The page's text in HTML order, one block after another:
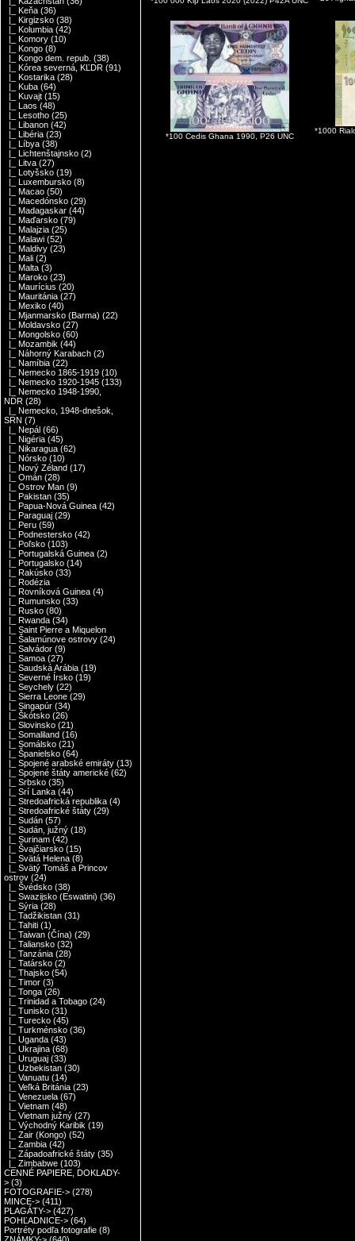
|_ Keňa (36)
|_ Kirgizsko (38)
|_ Kolumbia (42)
|_ Komory (10)
|_ Kongo (8)
|_ Kongo dem. repub. (38)
|_ Kórea severná, KĽDR (91)
|_ Kostarika (28)
|_ Kuba (64)
|_ Kuvajt (15)
|_ Laos (48)
|_ Lesotho (25)
|_ Libanon (42)
|_ Libéria (23)
|_ Líbya (38)
|_ Lichtenštajnsko (2)
|_ Litva (27)
|_ Lotyšsko (19)
|_ Luxembursko (8)
|_ Macao (50)
|_ Macedónsko (29)
|_ Madagaskar (44)
|_ Maďarsko (79)
|_ Malajzia (25)
|_ Malawi (52)
|_ Maldivy (23)
|_ Mali (2)
|_ Malta (3)
|_ Maroko (23)
|_ Maurícius (20)
|_ Mauritánia (27)
|_ Mexiko (40)
|_ Mjanmarsko (Barma) (22)
|_ Moldavsko (27)
|_ Mongolsko (60)
|_ Mozambik (44)
|_ Náhorný Karabach (2)
|_ Namíbia (22)
|_ Nemecko 1865-1919 (10)
|_ Nemecko 1920-1945 (133)
|_ Nemecko 1948-1990,
NDR (28)
|_ Nemecko, 1948-dnešok,
SRN (7)
|_ Nepál (66)
|_ Nigéria (45)
|_ Nikaragua (62)
|_ Nórsko (10)
|_ Nový Zéland (17)
|_ Omán (28)
|_ Ostrov Man (9)
|_ Pakistan (35)
|_ Papua-Nová Guinea (42)
|_ Paraguaj (29)
|_ Peru (59)
|_ Podnestersko (42)
|_ Poľsko (103)
|_ Portugalská Guinea (2)
|_ Portugalsko (14)
|_ Rakúsko (33)
|_ Rodézia
|_ Rovníková Guinea (4)
|_ Rumunsko (33)
|_ Rusko (80)
|_ Rwanda (34)
|_ Saint Pierre a Miquelon
|_ Šalamúnove ostrovy (24)
|_ Salvádor (9)
|_ Samoa (27)
|_ Saudská Arábia (19)
|_ Severné Írsko (19)
|_ Seychely (22)
|_ Sierra Leone (29)
|_ Singapúr (34)
|_ Škótsko (26)
|_ Slovinsko (21)
|_ Somaliland (16)
|_ Somálsko (21)
|_ Španielsko (64)
|_ Spojené arabské emiráty (13)
|_ Spojené štáty americké (62)
|_ Srbsko (35)
|_ Srí Lanka (44)
|_ Stredoafrická republika (4)
|_ Stredoafrické štáty (29)
|_ Sudán (57)
|_ Sudán, južný (18)
|_ Surinam (42)
|_ Švajčiarsko (15)
|_ Svätá Helena (8)
|_ Svätý Tomáš a Princov
ostrov (24)
|_ Švédsko (38)
|_ Swazijsko (Eswatini) (36)
|_ Sýria (28)
|_ Tadžikistan (31)
|_ Tahiti (1)
|_ Taiwan (Čína) (29)
|_ Taliansko (32)
|_ Tanzánia (28)
|_ Tatársko (2)
|_ Thajsko (54)
|_ Timor (3)
|_ Tonga (26)
|_ Trinidad a Tobago (24)
|_ Tunisko (31)
|_ Turecko (45)
|_ Turkménsko (36)
|_ Uganda (43)
|_ Ukrajina (68)
|_ Uruguaj (33)
|_ Uzbekistan (30)
|_ Vanuatu (14)
|_ Veľká Británia (23)
|_ Venezuela (67)
|_ Vietnam (48)
|_ Vietnam južný (27)
|_ Východný Karibik (19)
|_ Zair (Kongo) (52)
|_ Zambia (42)
|_ Západoafrické štáty (35)
|_ Zimbabwe (103)
CENNÉ PAPIERE, DOKLADY-
> (3)
FOTOGRAFIE-> (278)
MINCE-> (411)
PLAGÁTY-> (427)
POHĽADNICE-> (64)
Portréty podľa fotografie (8)
*100 Cedis Ghana 1990, P26 UNC
*1000